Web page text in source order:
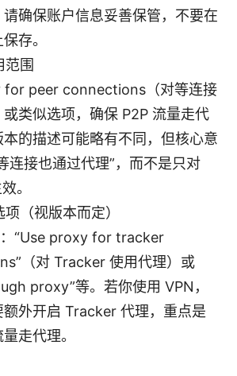
请确保账户信息妥善保管，不要在
存。
范围
for peer connections（对等连接
类似选项，确保 P2P 流量走代
的描述可能略有不同，但核心意
连接也通过代理”，而不是只对
。
（视版本而定）
“Use proxy for tracker
（对 Tracker 使用代理）或
proxy”等。若你使用 VPN，
额外开启 Tracker 代理，重点是
走代理。